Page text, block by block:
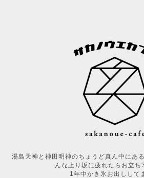
湯島天神と神田明神のちょうど真ん中にあ
んな上り坂に疲れたらお立ち
1年中かき氷お出しして